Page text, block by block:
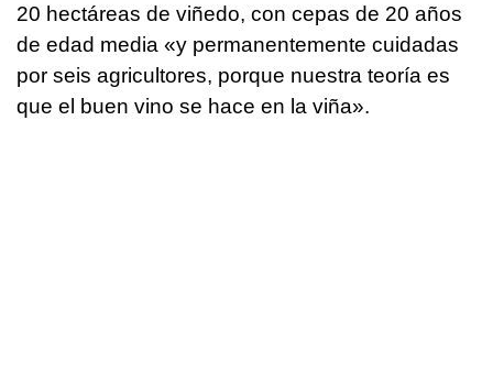
20 hectáreas de viñedo, con cepas de 20 años
de edad media «y permanentemente cuidadas
por seis agricultores, porque nuestra teoría es
que el buen vino se hace en la viña».